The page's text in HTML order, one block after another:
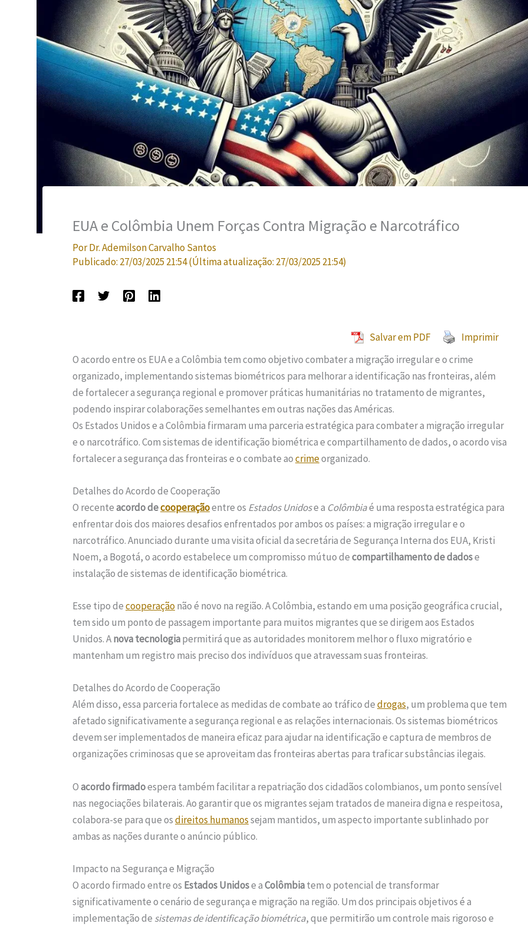
EUA e Colômbia Unem Forças Contra Migração e Narcotráfico
PorDr. Ademilson Carvalho Santos
Publicado: 27/03/2025 21:54(Última atualização: 27/03/2025 21:54)
Salvar em PDF
Imprimir
O acordo entre os EUA e a Colômbia tem como objetivo combater a migração irregular e o crime
organizado, implementando sistemas biométricos para melhorar a identificação nas fronteiras, além
de fortalecer a segurança regional e promover práticas humanitárias no tratamento de migrantes,
podendo inspirar colaborações semelhantes em outras nações das Américas.
Os Estados Unidos e a Colômbia firmaram uma parceria estratégica para combater a migração irregular
e o narcotráfico. Com sistemas de identificação biométrica e compartilhamento de dados, o acordo visa
fortalecer a segurança das fronteiras e o combate aocrimeorganizado.
Detalhes do Acordo de Cooperação
O recenteacordo decooperaçãoentre os Estados Unidose a Colômbiaé uma resposta estratégica para
enfrentar dois dos maiores desafios enfrentados por ambos os países: a migração irregular e o
narcotráfico. Anunciado durante uma visita oficial da secretária de Segurança Interna dos EUA, Kristi
Noem, a Bogotá, o acordo estabelece um compromisso mútuo decompartilhamento de dadose
instalação de sistemas de identificação biométrica.
Esse tipo decooperaçãonão é novo na região. A Colômbia, estando em uma posição geográfica crucial,
tem sido um ponto de passagem importante para muitos migrantes que se dirigem aos Estados
Unidos. Anova tecnologiapermitirá que as autoridades monitorem melhor o fluxo migratório e
mantenham um registro mais preciso dos indivíduos que atravessam suas fronteiras.
Detalhes do Acordo de Cooperação
Além disso, essa parceria fortalece as medidas de combate ao tráfico dedrogas, um problema que tem
afetado significativamente a segurança regional e as relações internacionais. Os sistemas biométricos
devem ser implementados de maneira eficaz para ajudar na identificação e captura de membros de
organizações criminosas que se aproveitam das fronteiras abertas para traficar substâncias ilegais.
Oacordo firmadoespera também facilitar a repatriação dos cidadãos colombianos, um ponto sensível
nas negociações bilaterais. Ao garantir que os migrantes sejam tratados de maneira digna e respeitosa,
colabora-se para que osdireitos humanossejam mantidos, um aspecto importante sublinhado por
ambas as nações durante o anúncio público.
Impacto na Segurança e Migração
O acordo firmado entre os Estados Unidose aColômbiatem o potencial de transformar
significativamente o cenário de segurança e migração na região. Um dos principais objetivos é a
implementação de sistemas de identificação biométrica, que permitirão um controle mais rigoroso e